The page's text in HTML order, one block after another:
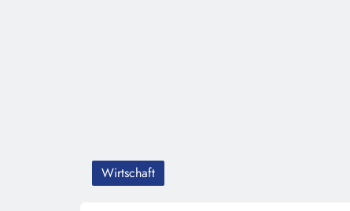
Wirtschaft